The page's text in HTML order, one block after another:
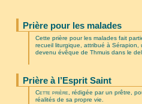
Prière pour les malades
Cette prière pour les malades fait
recueil liturgique, attribué à Sérapion,
devenu évêque de Thmuis dans le
Prière à l’Esprit Saint
Cette prière, rédigée par un prêtre,
réalités de sa propre vie.